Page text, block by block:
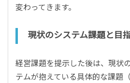
変わってきます。
現状のシステム課題と目
経営課題を提示した後は、現状
テムが抱えている具体的な課題